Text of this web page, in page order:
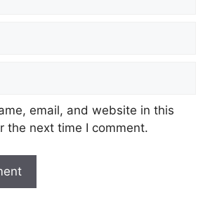
email, and website in this
the next time I comment.